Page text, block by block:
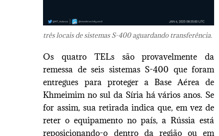
três locais de sistemas S-400 aguardando transferência.
Os quatro TELs são provavelmente da
remessa de seis sistemas S-400 que foram
entregues para proteger a Base Aérea de
Khmeimim no sul da Síria há vários anos. Se
for assim, sua retirada indica que, em vez de
reter o equipamento no país, a Rússia está
reposicionando-o dentro da região ou em